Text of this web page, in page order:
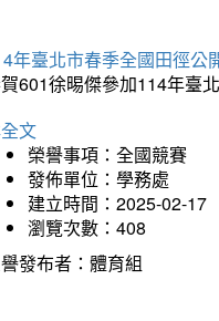
年臺北市春季全國田徑公
601徐晹傑參加114年臺
文
榮譽事項：全國競賽
發佈單位：學務處
建立時間：2025-02-17
瀏覽次數：408
發布者：體育組